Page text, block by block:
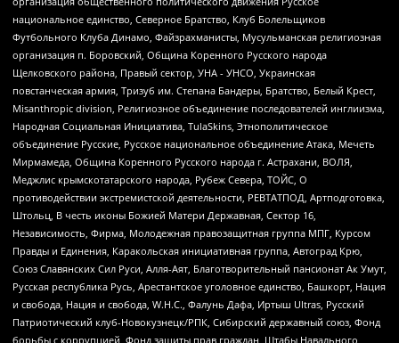
национальное единство, Северное Братство, Клуб Болельщиков
Футбольного Клуба Динамо, Файзрахманисты, Мусульманская религиозная
организация п. Боровский, Община Коренного Русского народа
Щелковского района, Правый сектор, УНА - УНСО, Украинская
повстанческая армия, Тризуб им. Степана Бандеры, Братство, Белый Крест,
Misanthropic division, Религиозное объединение последователей инглиизма,
Народная Социальная Инициатива, TulaSkins, Этнополитическое
объединение Русские, Русское национальное объединение Атака, Мечеть
Мирмамеда, Община Коренного Русского народа г. Астрахани, ВОЛЯ,
Меджлис крымскотатарского народа, Рубеж Севера, ТОЙС, О
противодействии экстремистской деятельности, РЕВТАТПОД, Артподготовка,
Штольц, В честь иконы Божией Матери Державная, Сектор 16,
Независимость, Фирма, Молодежная правозащитная группа МПГ, Курсом
Правды и Единения, Каракольская инициативная группа, Автоград Крю,
Союз Славянских Сил Руси, Алля-Аят, Благотворительный пансионат Ак Умут,
Русская республика Русь, Арестантское уголовное единство, Башкорт, Нация
и свобода, Нация и свобода, W.H.С., Фалунь Дафа, Иртыш Ultras, Русский
Патриотический клуб-Новокузнецк/РПК, Сибирский державный союз, Фонд
борьбы с коррупцией, Фонд защиты прав граждан, Штабы Навального,